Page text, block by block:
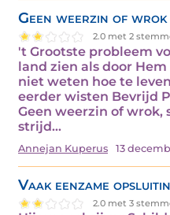
Geen weerzin of wrok
2.0 met 2
't Grootste probleem
land zien als door
niet weten hoe te
eerder wisten Bevrijd
Geen weerzin of wrok,
strijd…
Annejan Kuperus 13
Vaak eenzame
2.0 met 3